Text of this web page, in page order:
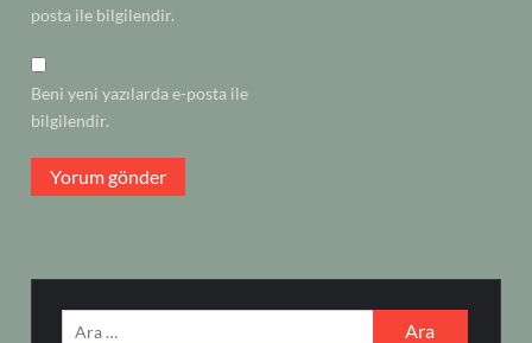
posta ile bilgilendir.
Beni yeni yazılarda e-posta ile
bilgilendir.
Arama: